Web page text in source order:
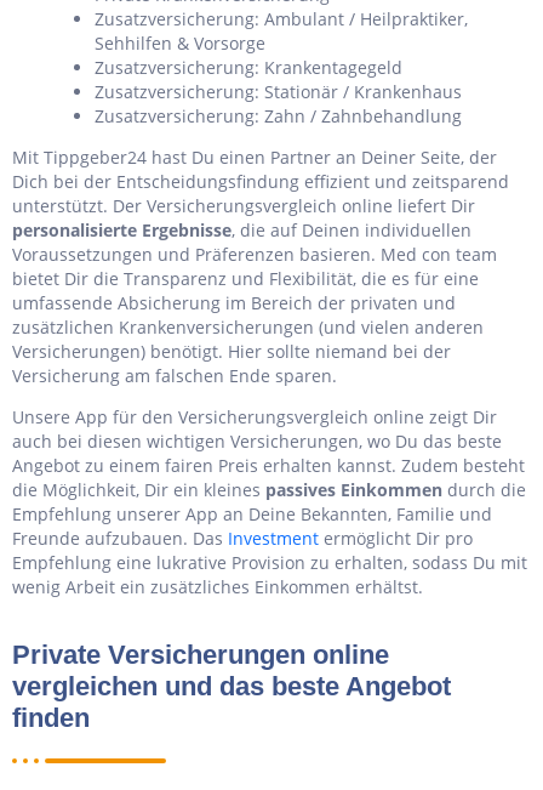
Zusatzversicherung: Ambulant / Heilpraktiker,
Sehhilfen & Vorsorge
Zusatzversicherung: Krankentagegeld
Zusatzversicherung: Stationär / Krankenhaus
Zusatzversicherung: Zahn / Zahnbehandlung
Mit Tippgeber24 hast Du einen Partner an Deiner Seite, der
Dich bei der Entscheidungsfindung effizient und zeitsparend
unterstützt. Der Versicherungsvergleich online liefert Dir
personalisierte Ergebnisse, die auf Deinen individuellen
Voraussetzungen und Präferenzen basieren. Med con team
bietet Dir die Transparenz und Flexibilität, die es für eine
umfassende Absicherung im Bereich der privaten und
zusätzlichen Krankenversicherungen (und vielen anderen
Versicherungen) benötigt. Hier sollte niemand bei der
Versicherung am falschen Ende sparen.
Unsere App für den Versicherungsvergleich online zeigt Dir
auch bei diesen wichtigen Versicherungen, wo Du das beste
Angebot zu einem fairen Preis erhalten kannst. Zudem besteht
die Möglichkeit, Dir ein kleines passives Einkommen durch die
Empfehlung unserer App an Deine Bekannten, Familie und
Freunde aufzubauen. Das Investment ermöglicht Dir pro
Empfehlung eine lukrative Provision zu erhalten, sodass Du mit
wenig Arbeit ein zusätzliches Einkommen erhältst.
Private Versicherungen online
vergleichen und das beste Angebot
finden